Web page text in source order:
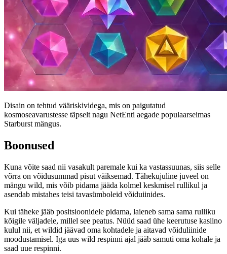
Disain on tehtud vääriskividega, mis on paigutatud
kosmoseavarustesse täpselt nagu NetEnti aegade populaarseimas
Starburst mängus.
Boonused
Kuna võite saad nii vasakult paremale kui ka vastassuunas, siis selle
võrra on võidusummad pisut väiksemad. Tähekujuline juveel on
mängu wild, mis võib pidama jääda kolmel keskmisel rullikul ja
asendab mistahes teisi tavasümboleid võiduiinides.
Kui täheke jääb positsioonidele pidama, laieneb sama sama rulliku
kõigile väljadele, millel see peatus. Nüüd saad ühe keerutuse kasiino
kulul nii, et wildid jäävad oma kohtadele ja aitavad võiduliinide
moodustamisel. Iga uus wild respinni ajal jääb samuti oma kohale ja
saad uue respinni.